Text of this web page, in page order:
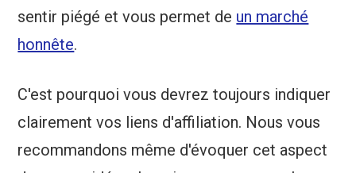
sentir piégé et vous permet de un marché
honnête.
C'est pourquoi vous devrez toujours indiquer
clairement vos liens d'affiliation. Nous vous
recommandons même d'évoquer cet aspect